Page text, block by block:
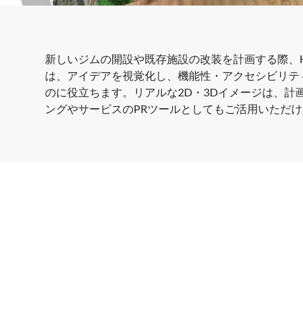
新しいジムの開設や既存施設の改装を計画する際
は、アイデアを視覚化し、機能性・アクセシビリ
のに役立ちます。リアルな2D・3Dイメージは、計
ングやサービスのPRツールとしてもご活用いただけ